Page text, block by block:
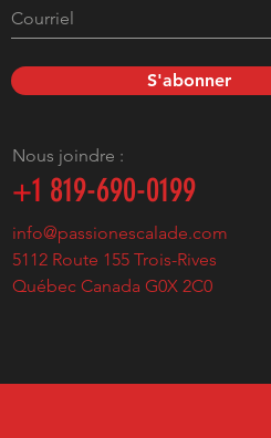
S'abonner
Nous joindre :
+1 819-690-0199
info@passionescalade.com
5112 Route 155 Trois-Rives
Québec Canada G0X 2C0